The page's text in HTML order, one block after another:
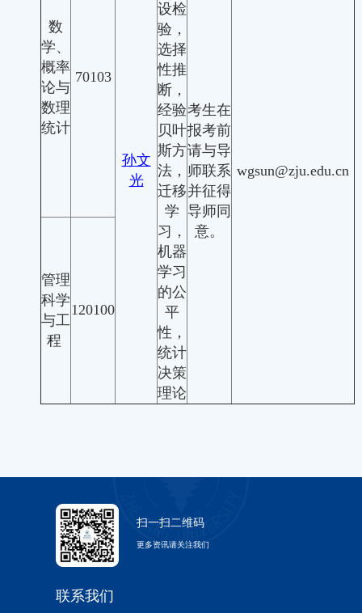
数
学、
概率
论与
数理
统计
70103
孙文
光
设检
验，
选择
性推
断，
经验
贝叶
斯方
法，
迁移
学
习，
机器
学习
的公
平
性，
统计
决策
理论
考生在
报考前
请与导
师联系
并征得
导师同
意。
wgsun@zju.edu.cn
管理
科学
与工
程
120100
扫一扫二维码
更多资讯请关注我们
联系我们